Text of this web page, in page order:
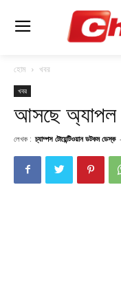
হোম খবর
খবর
আসছে অ্যাপল
লেখক : চ্যাম্পস টোয়েন্টিওয়ান ডটকম ডেস্ক -